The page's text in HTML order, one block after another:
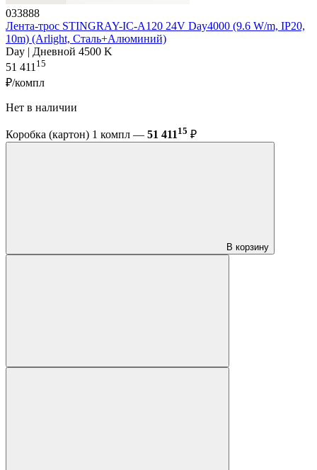
033888
Лента-трос STINGRAY-IC-A120 24V Day4000 (9.6 W/m, IP20,
10m) (Arlight, Сталь+Алюминий)
Day | Дневной 4500 K
51 41115
₽/компл
Нет в наличии
Коробка (картон) 1 компл — 51 411 15 ₽
В корзину